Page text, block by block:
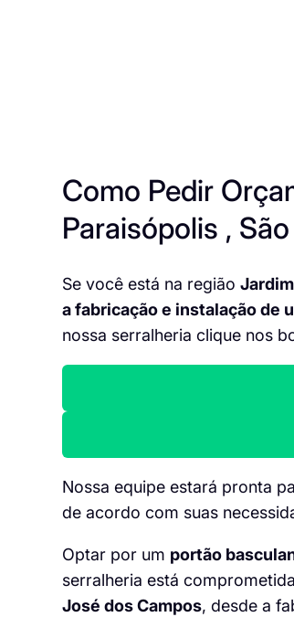
Como Pedir
Paraisópolis ,
Se você está na região
a fabricação e instalação de
nossa serralheria clique nos
Nossa equipe estará pronta
de acordo com suas
Optar por um portão
serralheria está
José dos Campos, desde a